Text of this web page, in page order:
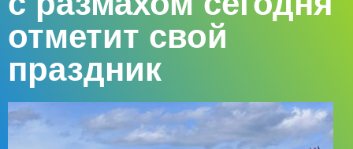
отметит свой
праздник